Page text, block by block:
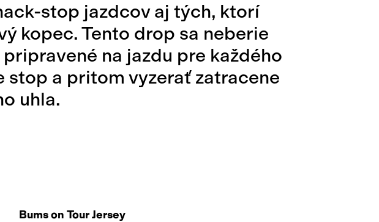
stop jazdcov aj tých, ktorí
kopec. Tento drop sa neberie
na jazdu pre každého
stop a pritom vyzerať zatracene
uhla.
Bums on Tour Jersey